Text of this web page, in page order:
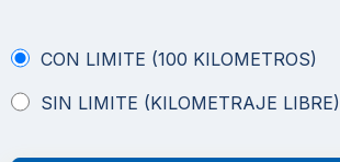
CON LIMITE (100 KILOMETROS)
SIN LIMITE (KILOMETRAJE LIBRE)